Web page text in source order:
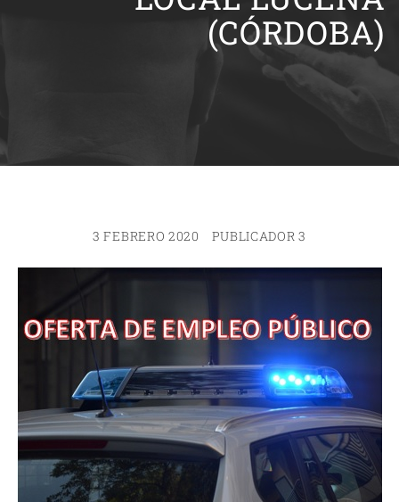
(CÓRDOBA)
3 FEBRERO 2020 PUBLICADOR 3